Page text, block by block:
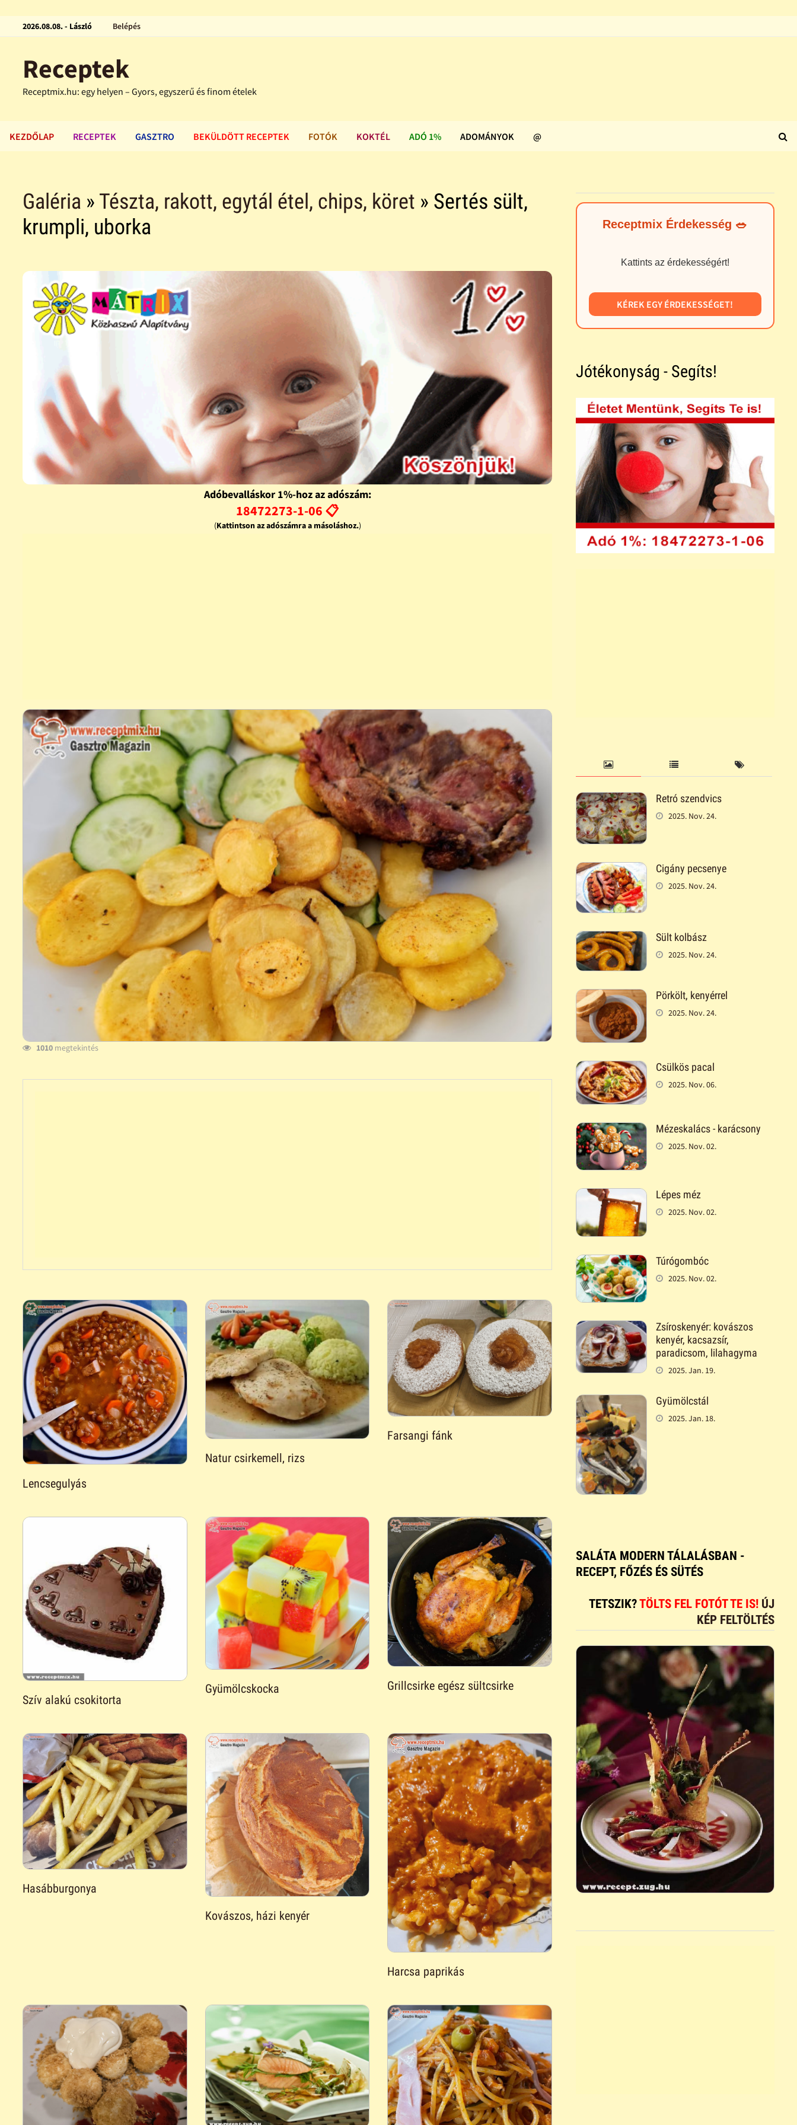
2026.08.08. - László Belépés
Receptek
Receptmix.hu: egy helyen – Gyors, egyszerű és finom ételek
KEZDŐLAP RECEPTEK GASZTRO BEKÜLDÖTT RECEPTEK FOTÓK KOKTÉL ADÓ 1% ADOMÁNYOK @
Galéria » Tészta, rakott, egytál étel, chips, köret » Sertés sült,
krumpli, uborka
Adóbevalláskor 1%-hoz az adószám:
18472273-1-06 📋
(Kattintson az adószámra a másoláshoz.)
1010 megtekintés
Lencsegulyás
Natur csirkemell, rizs
Farsangi fánk
Szív alakú csokitorta
Gyümölcskocka Grillcsirke egész sültcsirke
Hasábburgonya
Kovászos, házi kenyér
Harcsa paprikás
Receptmix Érdekesség 🥗
Kattints az érdekességért!
KÉREK EGY ÉRDEKESSÉGET!
Jótékonyság - Segíts!
Retró szendvics
2025. Nov. 24.
Cigány pecsenye
2025. Nov. 24.
Sült kolbász
2025. Nov. 24.
Pörkölt, kenyérrel
2025. Nov. 24.
Csülkös pacal
2025. Nov. 06.
Mézeskalács - karácsony
2025. Nov. 02.
Lépes méz
2025. Nov. 02.
Túrógombóc
2025. Nov. 02.
Zsíroskenyér: kovászos
kenyér, kacsazsír,
paradicsom, lilahagyma
2025. Jan. 19.
Gyümölcstál
2025. Jan. 18.
SALÁTA MODERN TÁLALÁSBAN -
RECEPT, FŐZÉS ÉS SÜTÉS
TETSZIK?TÖLTS FEL FOTÓT TE IS! ÚJ
KÉP FELTÖLTÉS